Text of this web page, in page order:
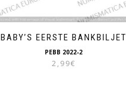
BABY’S EERSTE BANKBILJET
PEBB 2022-2
2,99€